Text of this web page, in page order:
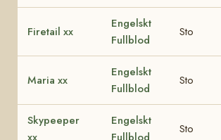
Firetail xx
Engelskt
Fullblod
Sto
Maria xx
Engelskt
Fullblod
Sto
Skypeeper
xx
Engelskt
Fullblod
Sto